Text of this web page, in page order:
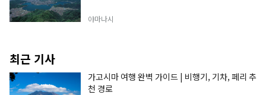
야마나시
최근 기사
가고시마 여행 완벽 가이드 | 비행기, 기차, 페리 추
천 경로